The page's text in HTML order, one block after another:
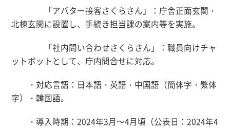
「アバター接客さくらさん」：庁舎正面玄関・
北棟玄関に設置し、手続き担当課の案内等を実施。
「社内問い合わせさくらさん」：職員向けチャ
ットボットとして、庁内問合せに対応。
・対応言語：日本語・英語・中国語（簡体字・繁体
字）・韓国語。
・導入時期：2024年3月～4月頃（公表日：2024年4